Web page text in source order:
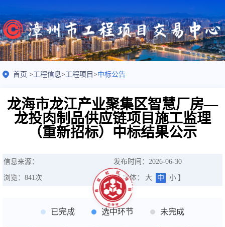
首页 >工程信息>工程项目 >中标公告
龙海市龙江产业聚集区智慧厂房—
龙投肉制品供应链项目施工监理
（重新招标）中标结果公示
信息来源： 发布时间：2026-06-30
浏览： 841次 【 字体： 大 中 小 】
已完成 选中环节 未完成